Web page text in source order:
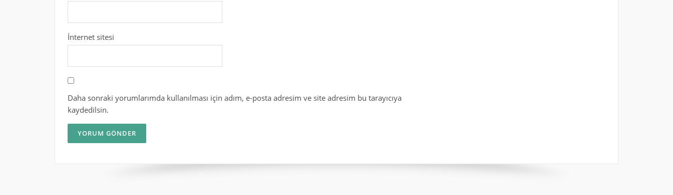
İnternet sitesi
Daha sonraki yorumlarımda kullanılması için adım, e-posta adresim ve site adresim bu tarayıcıya
kaydedilsin.